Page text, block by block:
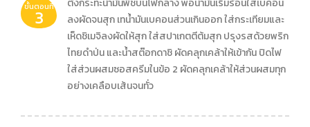
ขั้นตอนที่
3
ตั้งกระทะน้ำมันพืชบนไฟกลาง พอน้ำมันเริ่มร้อนใส่เบคอน
ลงผัดจนสุก เทน้ำมันเบคอนส่วนเกินออก ใส่กระเทียมและ
เห็ดชิเมจิลงผัดให้สุก ใส่สปาเกตตีต้มสุก ปรุงรสด้วยพริก
ไทยดำป่น และน้ำสต๊อกดาชิ ผัดคลุกเคล้าให้เข้ากัน ปิดไฟ
ใส่ส่วนผสมซอสครีมในข้อ 2 ผัดคลุกเคล้าให้ส่วนผสมทุก
อย่างเคลือบเส้นจนทั่ว